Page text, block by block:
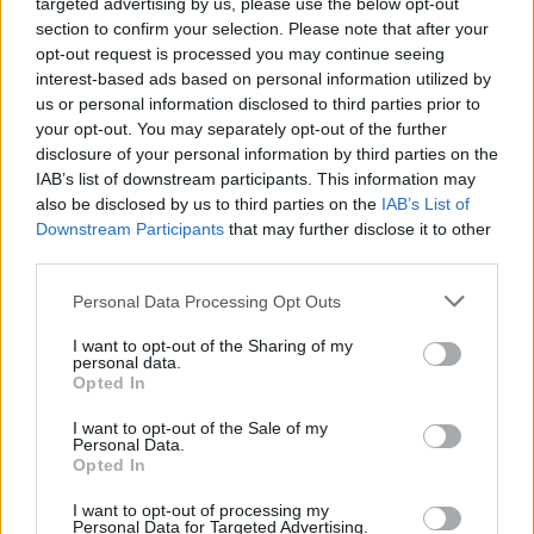
section to confirm your selection. Please note that after your
opt-out request is processed you may continue seeing
interest-based ads based on personal information utilized by
us or personal information disclosed to third parties prior to
your opt-out. You may separately opt-out of the further
disclosure of your personal information by third parties on the
IAB’s list of downstream participants. This information may
also be disclosed by us to third parties on the IAB’s List of
Downstream Participants that may further disclose it to other
Personal Data Processing Opt Outs
I want to opt-out of the Sharing of my
personal data.
Opted In
I want to opt-out of the Sale of my
Personal Data.
Opted In
I want to opt-out of processing my
Personal Data for Targeted Advertising.
Miért nem zártam le, mert kb 10* pattant már az nq is a békére.
1* jön egy ilyen hír athn és megveszik, de meddig?
0 2 Válasz erre
2026. 06. 01. 20:15
zártam én is NQ longot volt benne 320 pont,még jó,hogy
átaludtam az egészet.igy nem tudtam elöbb zárni.Reggel az NQ
esés kezdésekor nyitottam shortot az nem jött be pedig pont
odáig jött le ahova vártam de az 5 perces visszatesztben
fölötte volt .Egyébként 247 nél volt a támasz aminek a
visszatesztelését vártam reggel és 257 volt nálam az alja.
vab,legalábbis nekem elég katyvasz a DAX.Ott arra számítok mivel
alá ment az emelkedő szakasznak még ha csak minimálisan
Nem követtem a híreket, de NQ nak a 16 órás adata volt ami